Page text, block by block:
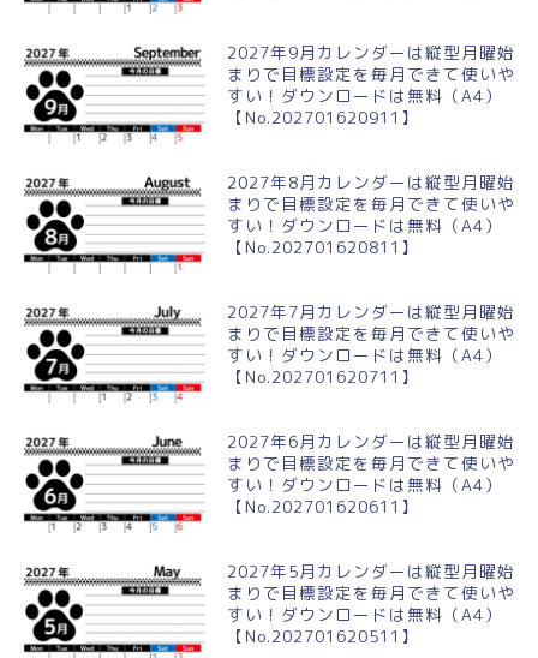
2027年9月カレンダーは縦型月曜始
まりで目標設定を毎月できて使いや
すい！ダウンロードは無料（A4）
【No.202701620911】
2027年8月カレンダーは縦型月曜始
まりで目標設定を毎月できて使いや
すい！ダウンロードは無料（A4）
【No.202701620811】
2027年7月カレンダーは縦型月曜始
まりで目標設定を毎月できて使いや
すい！ダウンロードは無料（A4）
【No.202701620711】
2027年6月カレンダーは縦型月曜始
まりで目標設定を毎月できて使いや
すい！ダウンロードは無料（A4）
【No.202701620611】
2027年5月カレンダーは縦型月曜始
まりで目標設定を毎月できて使いや
すい！ダウンロードは無料（A4）
【No.202701620511】